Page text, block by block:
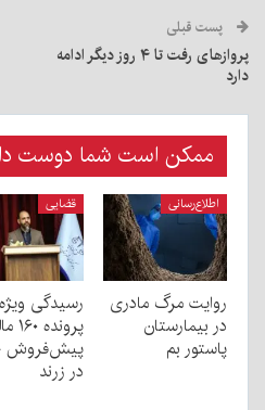
پست قبلی
پروازهای رفت تا ۴ روز دیگر ادامه
دارد
ممکن است شما دوست
اطلاع‌رسانی
روایت مرگ مادری
در بیمارستان
پاستور بم
قضایی
رسیدگی
پیش‌فروش
در زرند